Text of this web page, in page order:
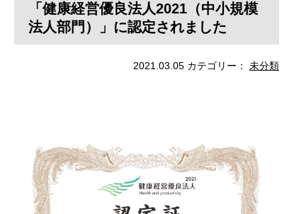
「健康経営優良法人2021（中小規模
法人部門）」に認定されました
2021.03.05 カテゴリー： 未分類